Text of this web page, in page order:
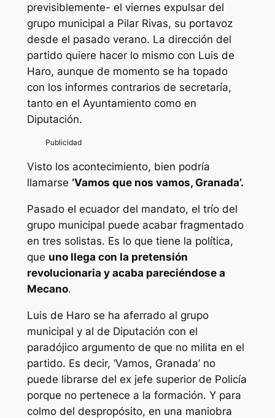
previsiblemente- el viernes expulsar del
grupo municipal a Pilar Rivas, su portavoz
desde el pasado verano. La dirección del
partido quiere hacer lo mismo con Luis de
Haro, aunque de momento se ha topado
con los informes contrarios de secretaría,
tanto en el Ayuntamiento como en
Diputación.
Visto los acontecimiento, bien podría
llamarse ‘Vamos que nos vamos, Granada’.
Pasado el ecuador del mandato, el trío del
grupo municipal puede acabar fragmentado
en tres solistas. Es lo que tiene la política,
que uno llega con la pretensión
revolucionaria y acaba pareciéndose a
Mecano.
Luis de Haro se ha aferrado al grupo
municipal y al de Diputación con el
paradójico argumento de que no milita en el
partido. Es decir, ‘Vamos, Granada’ no
puede librarse del ex jefe superior de Policía
porque no pertenece a la formación. Y para
colmo del despropósito, en una maniobra